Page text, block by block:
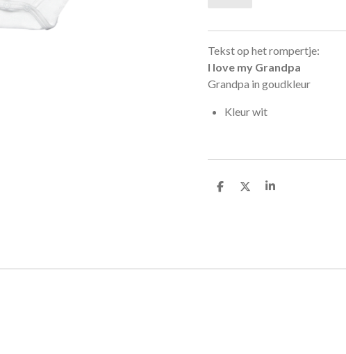
Tekst op het rompertje:
I love my Grandpa
Grandpa in goudkleur
Kleur wit
D
D
S